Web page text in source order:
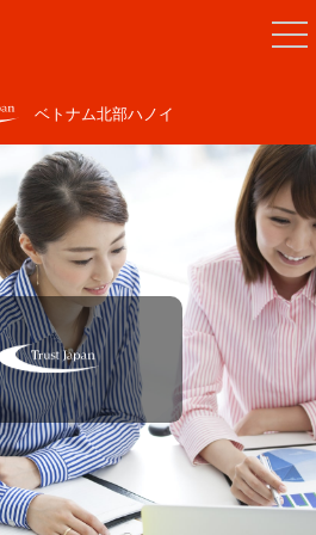
ベトナム北部ハノイ